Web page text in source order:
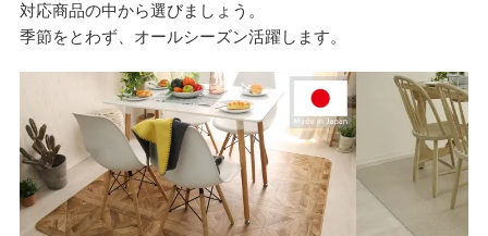
対応商品の中から選びましょう。
季節をとわず、オールシーズン活躍します。